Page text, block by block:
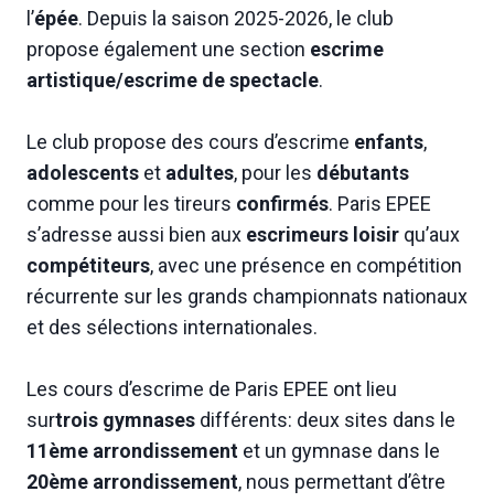
l’épée. Depuis la saison 2025-2026, le club
propose également une section escrime
artistique/escrime de spectacle.
Le club propose des cours d’escrime enfants,
adolescents et adultes, pour les débutants
comme pour les tireurs confirmés. Paris EPEE
s’adresse aussi bien aux escrimeurs loisir qu’aux
compétiteurs, avec une présence en compétition
récurrente sur les grands championnats nationaux
et des sélections internationales.
Les cours d’escrime de Paris EPEE ont lieu
surtrois gymnases différents: deux sites dans le
11ème arrondissement et un gymnase dans le
20ème arrondissement, nous permettant d’être